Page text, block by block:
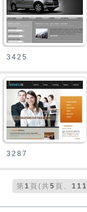
3425
3287
第 1 頁(共5 頁、 111